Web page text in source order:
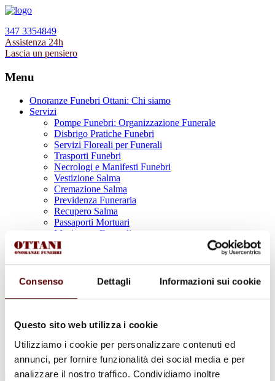
Consenso Dettagli Informazioni sui cookie
Questo sito web utilizza i cookie
Utilizziamo i cookie per personalizzare contenuti ed
annunci, per fornire funzionalità dei social media e per
analizzare il nostro traffico. Condividiamo inoltre
347 3354849
Assistenza 24h
Lascia un pensiero
Menu
Onoranze Funebri Ottani: Chi siamo
Servizi
Pompe Funebri: Organizzazione Funerale
Disbrigo Pratiche Funebri
Servizi Floreali per Funerali
Trasporti Funebri
Necrologi e Manifesti Funebri
Vestizione Salma
Cremazione Salma
Previdenza Funeraria
Recupero Salma
Passaporti Mortuari
Musica per Funerali
Supporto Psicologico Lutto
Prodotti Funerari
Lapidi, Lastre tombali e Monumenti Funerari
Urne Cinerarie
Allestimento Funebre
Cofani Funebri
Necrologi
Sedi Onoranze Funebri Ottani
Info e Contatti
Cerca